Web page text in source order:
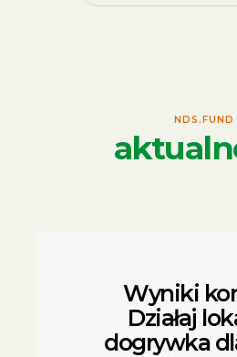
NDS.FUND
Wyniki
Działaj
dogrywka